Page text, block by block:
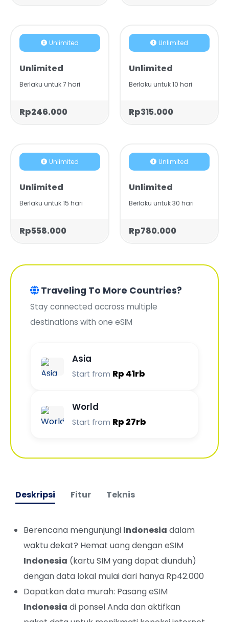
Unlimited
Unlimited
Berlaku untuk 7 hari
Rp246.000
Unlimited
Unlimited
Berlaku untuk 10 hari
Rp315.000
Unlimited
Unlimited
Berlaku untuk 15 hari
Rp558.000
Unlimited
Unlimited
Berlaku untuk 30 hari
Rp780.000
Traveling To More Countries?
Stay connected accross multiple
destinations with one eSIM
Asia
Start from Rp 41rb
World
Start from Rp 27rb
Deskripsi Fitur Teknis
Berencana mengunjungi Indonesia dalam
waktu dekat? Hemat uang dengan eSIM
Indonesia (kartu SIM yang dapat diunduh)
dengan data lokal mulai dari hanya Rp42.000
Dapatkan data murah: Pasang eSIM
Indonesia di ponsel Anda dan aktifkan